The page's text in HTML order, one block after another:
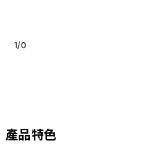
1/0
產品特色